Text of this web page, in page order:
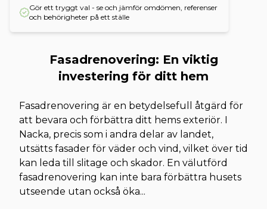
Gör ett tryggt val - se och jämför omdömen, referenser
och behörigheter på ett ställe
Fasadrenovering: En viktig
investering för ditt hem
Fasadrenovering är en betydelsefull åtgärd för
att bevara och förbättra ditt hems exteriör. I
Nacka, precis som i andra delar av landet,
utsätts fasader för väder och vind, vilket över tid
kan leda till slitage och skador. En välutförd
fasadrenovering kan inte bara förbättra husets
utseende utan också öka...